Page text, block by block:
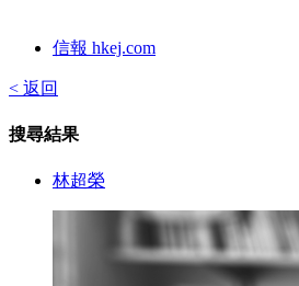
信報 hkej.com
< 返回
搜尋結果
林超榮